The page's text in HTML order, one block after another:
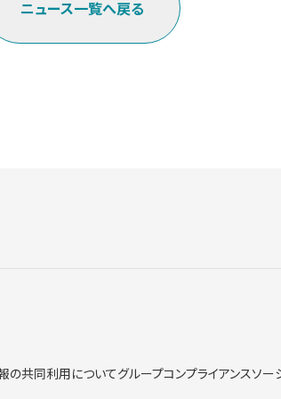
ニュース一覧へ戻る
の共同利用についてグループコンプライアンスソー